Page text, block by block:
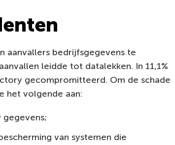
aanvallers bedrijfsgegevens te
leidde tot datalekken. In 11,1%
gecompromitteerd. Om de schade
het volgende aan:
gegevens;
van systemen die